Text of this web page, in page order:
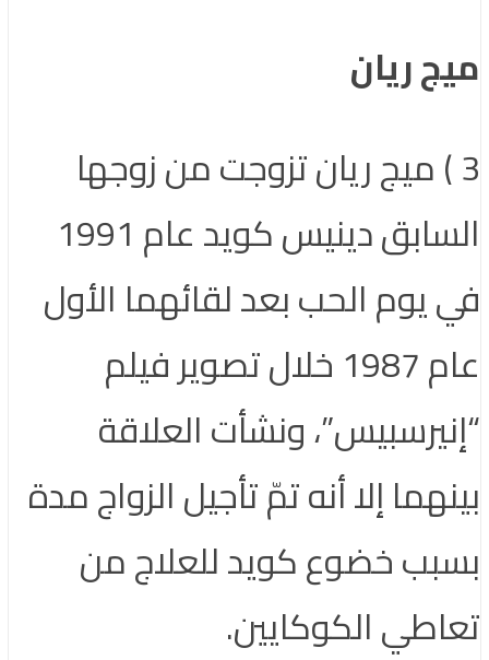
ميج ريان
3 ) ميج ريان تزوجت من زوجها
السابق دينيس كويد عام 1991
في يوم الحب بعد لقائهما الأول
عام 1987 خلال تصوير فيلم
“إنيرسبيس”، ونشأت العلاقة
بينهما إلا أنه تمّ تأجيل الزواج مدة
بسبب خضوع كويد للعلاج من
تعاطي الكوكايين.